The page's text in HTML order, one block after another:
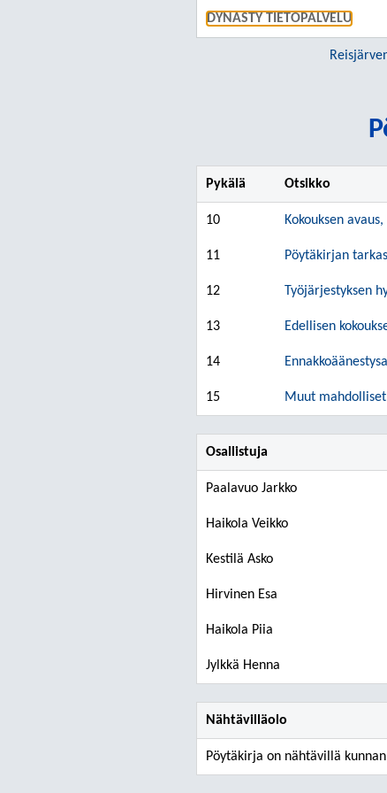
DYNASTY TIETOPALVELU
Pykälä Otsikko
10 Kokouksen
11 Pöytäkirjan
12 Työjärjestyksen
13 Edellisen
14
15 Muut
Osallistuja
Paalavuo Jarkko
Haikola Veikko
Kestilä Asko
Hirvinen Esa
Haikola Piia
Jylkkä Henna
Nähtävilläolo
Pöytäkirja on nähtävillä